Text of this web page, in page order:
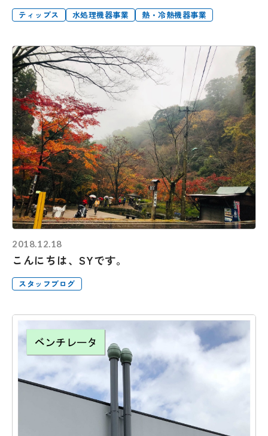
ティップス 水処理機器事業 熱・冷熱機器事業
2018.12.18
こんにちは、SYです。
スタッフブログ